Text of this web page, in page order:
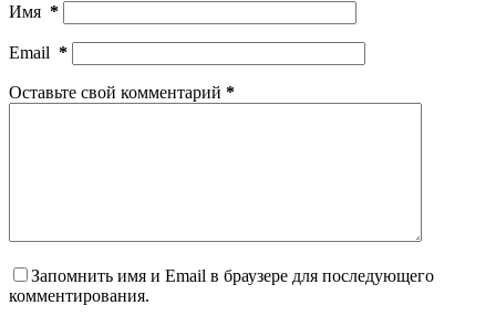
Имя *
Email *
Оставьте свой комментарий *
Запомнить имя и Email в браузере для последующего
комментирования.